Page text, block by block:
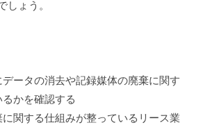
しょう。
データの消去や記録媒体の廃棄に関す
かを確認する
関する仕組みが整っているリース業